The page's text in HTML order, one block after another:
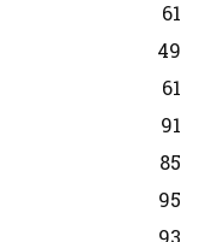
61
49
61
91
85
95
93